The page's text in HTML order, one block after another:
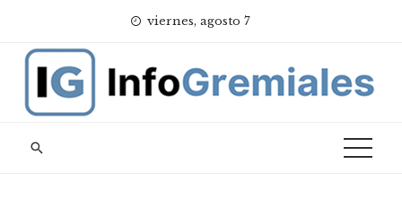
content
viernes, agosto 7